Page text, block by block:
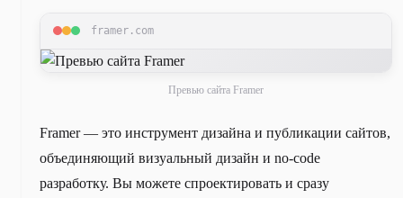
framer.com
Превью сайта Framer
Framer — это инструмент дизайна и публикации сайтов,
объединяющий визуальный дизайн и no-code
разработку. Вы можете спроектировать и сразу